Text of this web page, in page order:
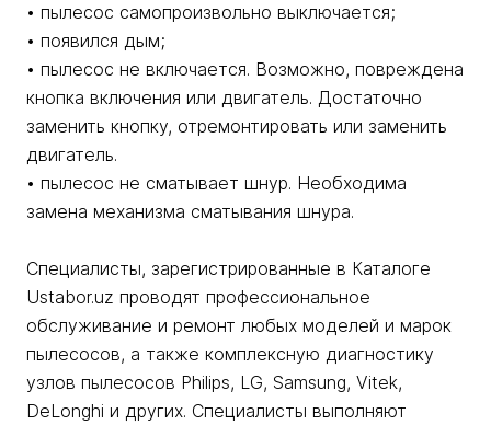
• пылесос самопроизвольно выключается;
• появился дым;
• пылесос не включается. Возможно, повреждена
кнопка включения или двигатель. Достаточно
заменить кнопку, отремонтировать или заменить
двигатель.
• пылесос не сматывает шнур. Необходима
замена механизма сматывания шнура.
Специалисты, зарегистрированные в Каталоге
Ustabor.uz проводят профессиональное
обслуживание и ремонт любых моделей и марок
пылесосов, а также комплексную диагностику
узлов пылесосов Philips, LG, Samsung, Vitek,
DeLonghi и других. Специалисты выполняют